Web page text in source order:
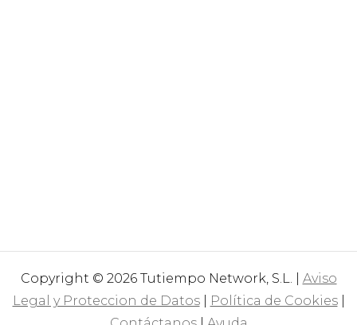
Copyright © 2026 Tutiempo Network, S.L. | Aviso
Legal y Proteccion de Datos| Política de Cookies|